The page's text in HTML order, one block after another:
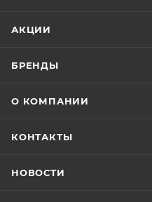
АКЦИИ
БРЕНДЫ
О КОМПАНИИ
КОНТАКТЫ
НОВОСТИ